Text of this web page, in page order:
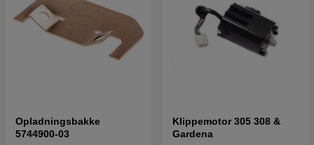
Opladningsbakke
5744900-03
Klippemotor 305 308 &
Gardena